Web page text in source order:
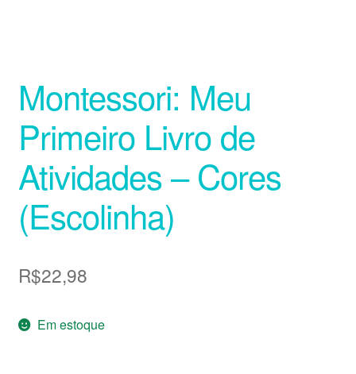
Montessori: Meu
Primeiro Livro de
Atividades – Cores
(Escolinha)
R$22,98
Em estoque